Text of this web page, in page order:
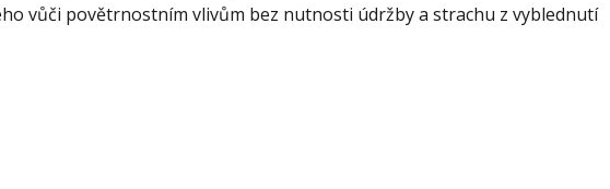
vůči povětrnostním vlivům bez nutnosti údržby a strachu z vyblednutí